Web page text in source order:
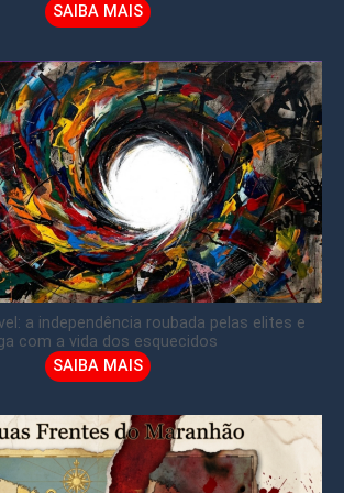
SAIBA MAIS
a independência roubada pelas elites e
com a vida dos esquecidos
SAIBA MAIS